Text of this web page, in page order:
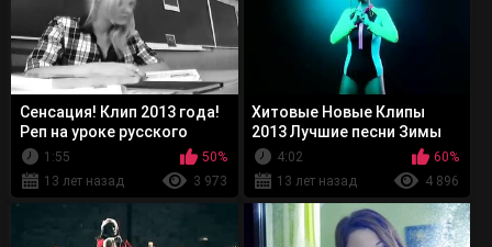
Сенсация! Клип 2013 года!
Реп на уроке русского
языка!
1:55
50%
13 лет назад
3 973
Хитовые Новые Клипы
2013 Лучшие песни Зимы
20134:02
60%
13 лет назад
4 896